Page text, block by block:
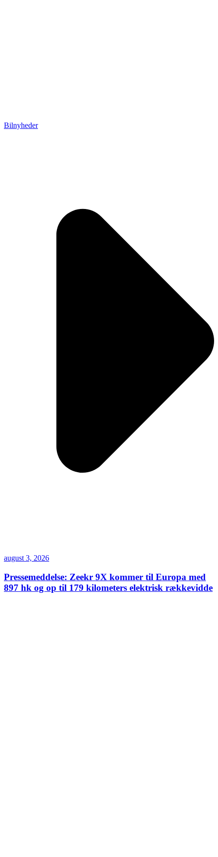
Bilnyheder
august 3, 2026
Pressemeddelse: Zeekr 9X kommer til Europa med
897 hk og op til 179 kilometers elektrisk rækkevidde